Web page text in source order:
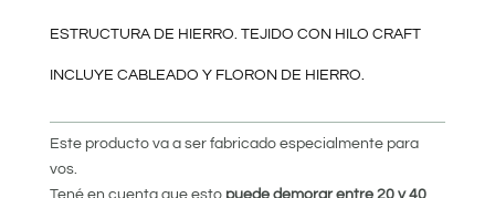
ESTRUCTURA DE HIERRO. TEJIDO CON HILO CRAFT
INCLUYE CABLEADO Y FLORON DE HIERRO.
Este producto va a ser fabricado especialmente para
vos.
Tené en cuenta que esto puede demorar entre 20 y 40